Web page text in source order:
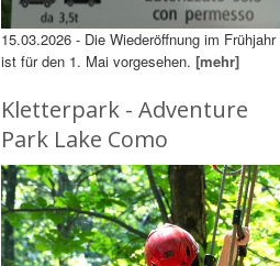
15.03.2026 - Die Wiederöffnung im Frühjahr
ist für den 1. Mai vorgesehen. [mehr]
Kletterpark - Adventure
Park Lake Como